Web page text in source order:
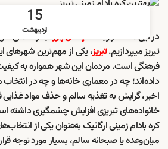
15
اردیبهشت در این مقاله از وبلاگنچسان پاور، به راهنمای
تبریز میپردازیم.تبریز، یکی از مهم‌ترین شهرهای
فرهنگی است. مردمان این شهر همواره به
داده‌اند؛ چه در معماری خانه‌ها و چه در
اخیر، گرایش به تغذیه سالم و حذف مواد غذایی
خانواده‌های تبریزی افزایش چشمگیری داشته
کره بادام زمینی ارگانیک به‌عنوان یکی از
میان‌وعده یا صبحانه سالم، بسیار مورد توجه